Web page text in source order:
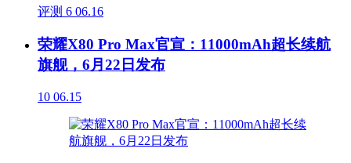
评测 6 06.16
荣耀X80 Pro Max官宣：11000mAh超长续航
旗舰，6月22日发布
10 06.15